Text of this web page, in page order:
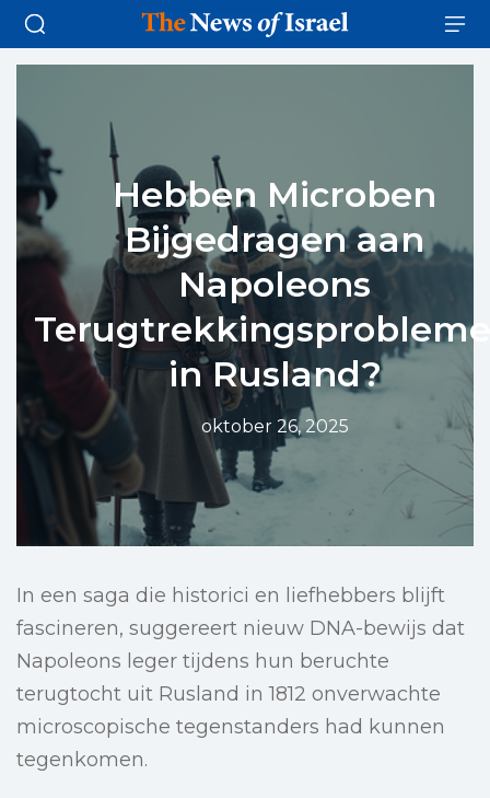
Hebben Microben
Bijgedragen aan
Napoleons
in Rusland?
oktober 26, 2025
In een saga die historici en liefhebbers blijft
fascineren, suggereert nieuw DNA-bewijs dat
Napoleons leger tijdens hun beruchte
terugtocht uit Rusland in 1812 onverwachte
microscopische tegenstanders had kunnen
tegenkomen.